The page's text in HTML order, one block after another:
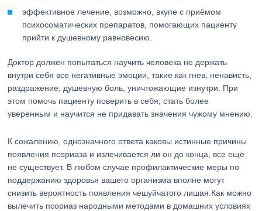
эффективное лечение, возможно, вкупе с приёмом
психосоматических препаратов, помогающих пациенту
прийти к душевному равновесию.
Доктор должен попытаться научить человека не держать
внутри себя все негативные эмоции, такие как гнев, ненависть,
раздражение, душевную боль, уничтожающие изнутри. При
этом помочь пациенту поверить в себя, стать более
уверенным и научится не придавать значения чужому мнению.
К сожалению, однозначного ответа каковы истинные причины
появления псориаза и излечивается ли он до конца, все ещё
не существует. В любом случае профилактические меры по
поддержанию здоровья вашего организма вполне могут
снизить вероятность появления чешуйчатого лишая.Как можно
вылечить псориаз народными методами в домашних условиях